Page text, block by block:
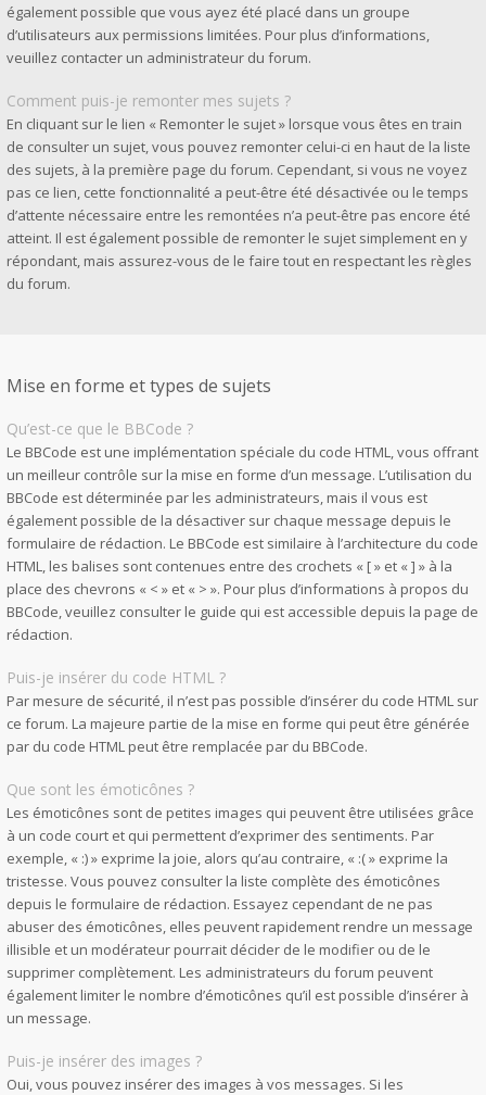
également possible que vous ayez été placé dans un groupe
d’utilisateurs aux permissions limitées. Pour plus d’informations,
veuillez contacter un administrateur du forum.
Comment puis-je remonter mes sujets ?
En cliquant sur le lien « Remonter le sujet » lorsque vous êtes en train
de consulter un sujet, vous pouvez remonter celui-ci en haut de la liste
des sujets, à la première page du forum. Cependant, si vous ne voyez
pas ce lien, cette fonctionnalité a peut-être été désactivée ou le temps
d’attente nécessaire entre les remontées n’a peut-être pas encore été
atteint. Il est également possible de remonter le sujet simplement en y
répondant, mais assurez-vous de le faire tout en respectant les règles
du forum.
Mise en forme et types de sujets
Qu’est-ce que le BBCode ?
Le BBCode est une implémentation spéciale du code HTML, vous offrant
un meilleur contrôle sur la mise en forme d’un message. L’utilisation du
BBCode est déterminée par les administrateurs, mais il vous est
également possible de la désactiver sur chaque message depuis le
formulaire de rédaction. Le BBCode est similaire à l’architecture du code
HTML, les balises sont contenues entre des crochets « [ » et « ] » à la
place des chevrons « < » et « > ». Pour plus d’informations à propos du
BBCode, veuillez consulter le guide qui est accessible depuis la page de
rédaction.
Puis-je insérer du code HTML ?
Par mesure de sécurité, il n’est pas possible d’insérer du code HTML sur
ce forum. La majeure partie de la mise en forme qui peut être générée
par du code HTML peut être remplacée par du BBCode.
Que sont les émoticônes ?
Les émoticônes sont de petites images qui peuvent être utilisées grâce
à un code court et qui permettent d’exprimer des sentiments. Par
exemple, « :) » exprime la joie, alors qu’au contraire, « :( » exprime la
tristesse. Vous pouvez consulter la liste complète des émoticônes
depuis le formulaire de rédaction. Essayez cependant de ne pas
abuser des émoticônes, elles peuvent rapidement rendre un message
illisible et un modérateur pourrait décider de le modifier ou de le
supprimer complètement. Les administrateurs du forum peuvent
également limiter le nombre d’émoticônes qu’il est possible d’insérer à
un message.
Puis-je insérer des images ?
Oui, vous pouvez insérer des images à vos messages. Si les